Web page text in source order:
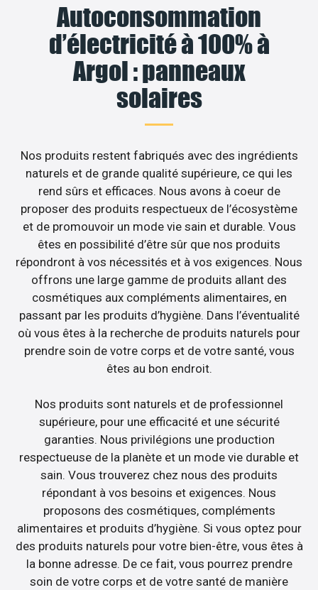
Autoconsommation
d’électricité à 100% à
Argol : panneaux
solaires
Nos produits restent fabriqués avec des ingrédients
naturels et de grande qualité supérieure, ce qui les
rend sûrs et efficaces. Nous avons à coeur de
proposer des produits respectueux de l’écosystème
et de promouvoir un mode vie sain et durable. Vous
êtes en possibilité d’être sûr que nos produits
répondront à vos nécessités et à vos exigences. Nous
offrons une large gamme de produits allant des
cosmétiques aux compléments alimentaires, en
passant par les produits d’hygiène. Dans l’éventualité
où vous êtes à la recherche de produits naturels pour
prendre soin de votre corps et de votre santé, vous
êtes au bon endroit.
Nos produits sont naturels et de professionnel
supérieure, pour une efficacité et une sécurité
garanties. Nous privilégions une production
respectueuse de la planète et un mode vie durable et
sain. Vous trouverez chez nous des produits
répondant à vos besoins et exigences. Nous
proposons des cosmétiques, compléments
alimentaires et produits d’hygiène. Si vous optez pour
des produits naturels pour votre bien-être, vous êtes à
la bonne adresse. De ce fait, vous pourrez prendre
soin de votre corps et de votre santé de manière